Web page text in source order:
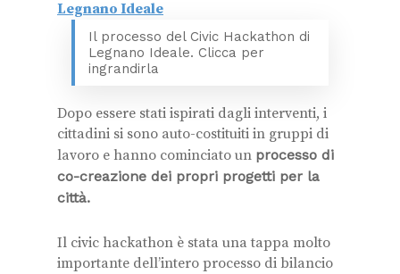
Il processo del Civic Hackathon di
Legnano Ideale. Clicca per
ingrandirla
Dopo essere stati ispirati dagli interventi, i
cittadini si sono auto-costituiti in gruppi di
lavoro e hanno cominciato un processo di
co-creazione dei propri progetti per la
città.
Il civic hackathon è stata una tappa molto
importante dell’intero processo di bilancio